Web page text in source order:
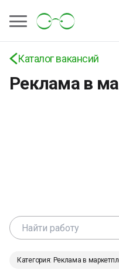
Каталог вакансий
Реклама в
Работа и вакансии
маркетплейсах:
Яндекс.Маркет,
аналитика и рост
Категория: Реклама в